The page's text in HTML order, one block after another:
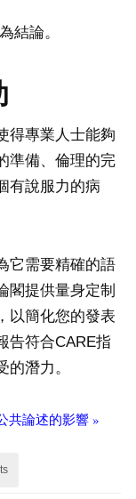
結論。
得專業人士能夠
準備、倫理的完
有說服力的病
它需要精確的語
閣提供量身定制
以簡化您的發表
告符合CARE指
潛力。
共論述的影響 »